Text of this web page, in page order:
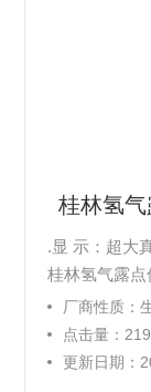
桂林氢
.显 示：超大真彩触摸液晶屏显示，分辨率800×480； .
桂林氢气露点
出接口： USB及RS232C
据的存储容量
当前测试数据 .体积重量：360×260×130（mm），3.5
厂商性质：
点击量：
更新日期：